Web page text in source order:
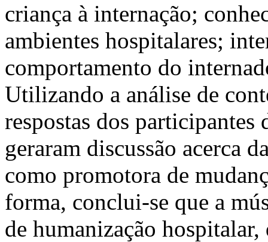
criança à internação;
ambientes hospitalares;
comportamento do
Utilizando a análise de
respostas dos participantes
geraram discussão acerca
como promotora de
forma, conclui-se que a
de humanização